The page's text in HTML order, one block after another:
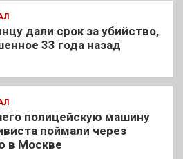
дали срок за убийство,
33 года назад
полицейскую машину
поймали через
в Москве